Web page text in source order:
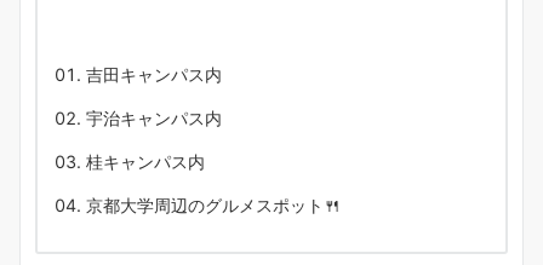
吉田キャンパス内
宇治キャンパス内
桂キャンパス内
京都大学周辺のグルメスポット🍴